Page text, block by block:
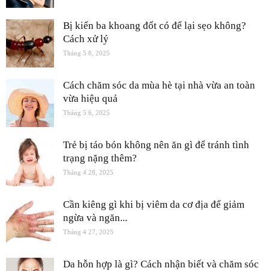
Bị kiến ba khoang đốt có để lại sẹo không?
Cách xử lý
Tháng 5 8, 2025
Cách chăm sóc da mùa hè tại nhà vừa an toàn
vừa hiệu quả
Tháng 5 6, 2025
Trẻ bị táo bón không nên ăn gì để tránh tình
trạng nặng thêm?
Tháng 4 28, 2025
Cần kiêng gì khi bị viêm da cơ địa để giảm
ngừa và ngăn...
Tháng 4 27, 2025
Da hỗn hợp là gì? Cách nhận biết và chăm sóc